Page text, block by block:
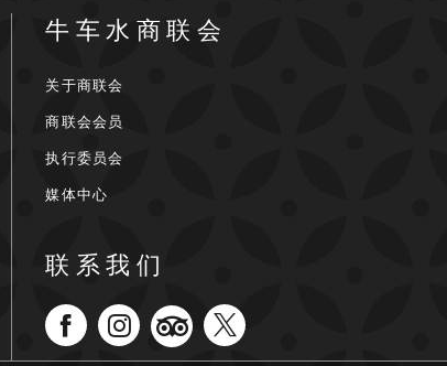
牛车水商联会
关于商联会
商联会会员
执行委员会
媒体中心
联系我们